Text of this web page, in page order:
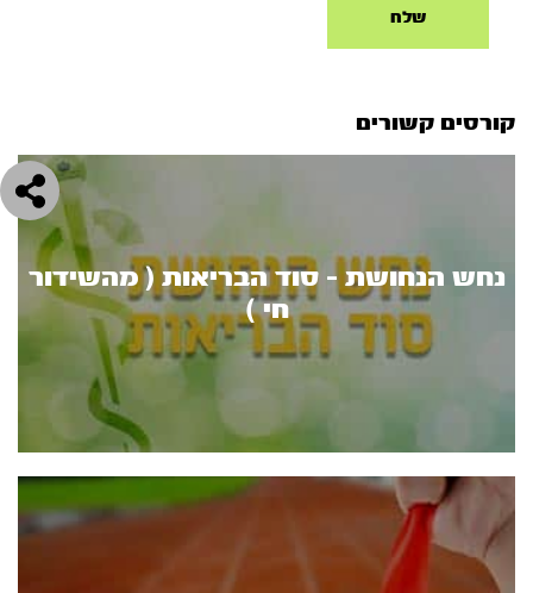
קורסים קשורים
נחש הנחושת - סוד הבריאות ( מהשידור
חי )